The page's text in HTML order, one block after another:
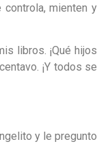
mienten y
libros. ¡Qué hijos
¡Y todos se
y le pregunto